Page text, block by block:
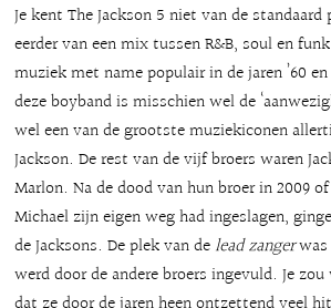
Je kent The Jackson 5 niet van de
eerder van een mix tussen R&B, soul en
muziek met name populair in de jaren ’60
deze boyband is misschien wel de
wel een van de grootste muziekiconen
Jackson. De rest van de vijf broers waren
Marlon. Na de dood van hun broer in 2009
Michael zijn eigen weg had ingeslagen,
de Jacksons. De plek van de lead zangerwas
werd door de andere broers ingevuld. Je